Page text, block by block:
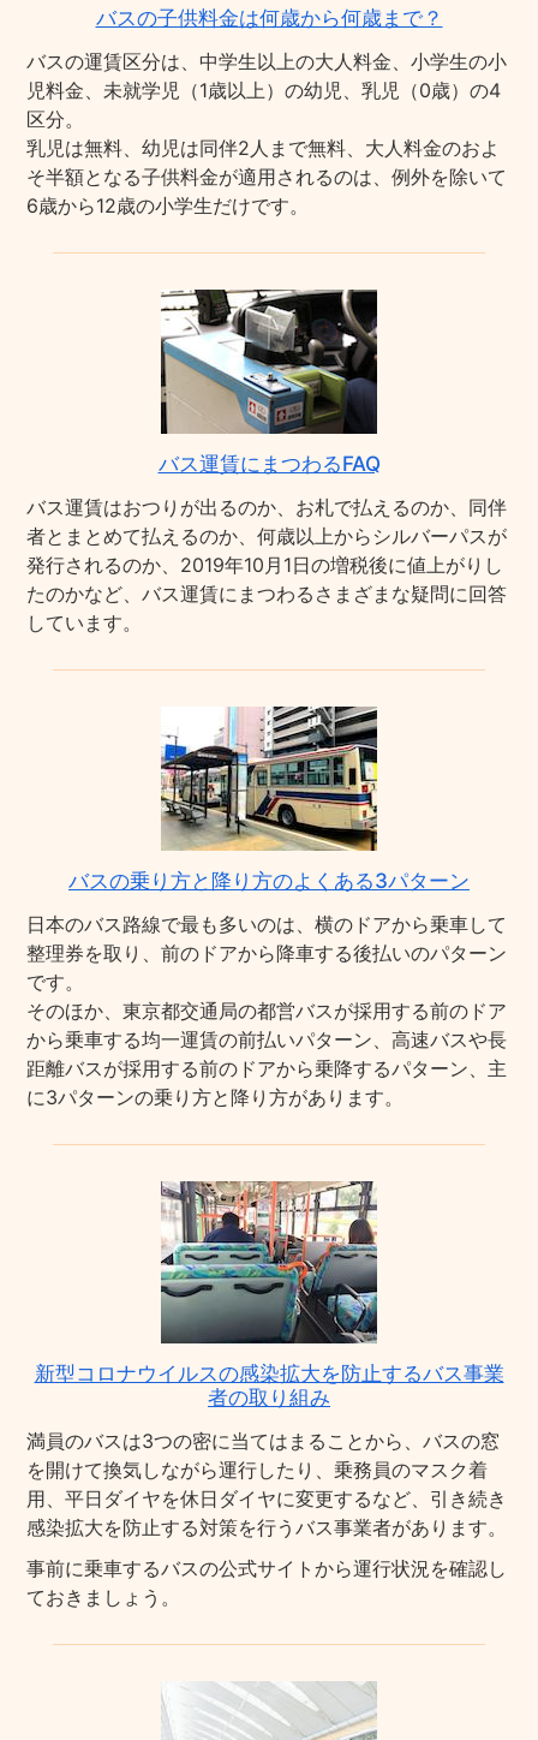
バスの子供料金は何歳から何歳まで？
バスの運賃区分は、中学生以上の大人料金、小学生の小
児料金、未就学児（1歳以上）の幼児、乳児（0歳）の4
区分。
乳児は無料、幼児は同伴2人まで無料、大人料金のおよ
そ半額となる子供料金が適用されるのは、例外を除いて
6歳から12歳の小学生だけです。
バス運賃にまつわるFAQ
バス運賃はおつりが出るのか、お札で払えるのか、同伴
者とまとめて払えるのか、何歳以上からシルバーパスが
発行されるのか、2019年10月1日の増税後に値上がりし
たのかなど、バス運賃にまつわるさまざまな疑問に回答
しています。
バスの乗り方と降り方のよくある3パターン
日本のバス路線で最も多いのは、横のドアから乗車して
整理券を取り、前のドアから降車する後払いのパターン
です。
そのほか、東京都交通局の都営バスが採用する前のドア
から乗車する均一運賃の前払いパターン、高速バスや長
距離バスが採用する前のドアから乗降するパターン、主
に3パターンの乗り方と降り方があります。
新型コロナウイルスの感染拡大を防止するバス事業
者の取り組み
満員のバスは3つの密に当てはまることから、バスの窓
を開けて換気しながら運行したり、乗務員のマスク着
用、平日ダイヤを休日ダイヤに変更するなど、引き続き
感染拡大を防止する対策を行うバス事業者があります。
事前に乗車するバスの公式サイトから運行状況を確認し
ておきましょう。